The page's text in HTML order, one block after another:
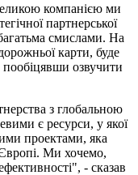
компанією ми
партнерської
смислами. На
карти, буде
пообіцявши озвучити
з глобальною
є ресурси, у якої
проектами, яка
Ми хочемо,
- сказав